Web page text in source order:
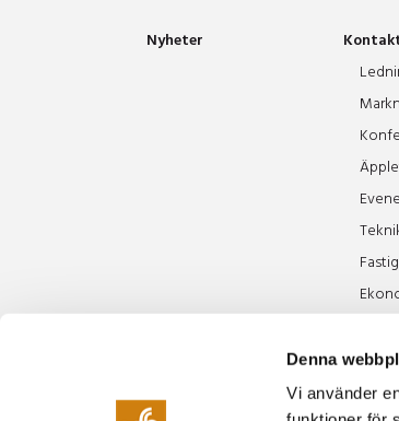
Denna
Vi använder
Nyheter